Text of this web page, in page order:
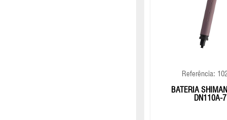
Referência:
BATERIA
DN110A-7